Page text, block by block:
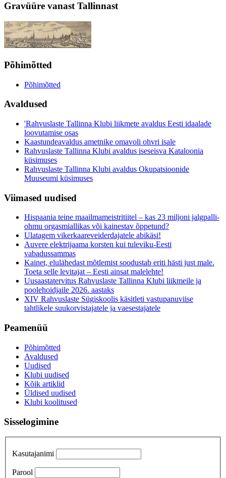
Gravüüre vanast Tallinnast
Põhimõtted
Põhimõtted
Avaldused
'Rahvuslaste Tallinna Klubi liikmete avaldus Eesti idaalade
loovutamise osas
Kaastundeavaldus ametnike omavoli ohvri isale
Rahvuslaste Tallinna Klubi avaldus iseseisva Kataloonia
küsimuses
Rahvuslaste Tallinna Klubi avaldus Okupatsioonide
Muuseumi küsimuses
Viimased uudised
Hispaania teine maailmameistritiitel – kas 23 miljoni jalgpalli-
ohmu orgasmiallikas või kainestav õppetund?
Ulatagem vikerkaareveiderdajatele abikäsi!
Auvere elektrijaama korsten kui tuleviku-Eesti
vabadussammas
Kainet, elulähedast mõtlemist soodustab eriti hästi just male.
Toeta selle levitajat – Eesti ainsat malelehte!
Uusaastatervitus Rahvuslaste Tallinna Klubi liikmeile ja
poolehoidjaile 2026. aastaks
XIV Rahvuslaste Sügiskoolis käsitleti vastupanuviise
tahtlikele suukorvistajatele ja vaesestajatele
Peamenüü
Põhimõtted
Avaldused
Uudised
Klubi uudised
Kõik artiklid
Üldised uudised
Klubi koolitused
Sisselogimine
Kasutajanimi
Parool